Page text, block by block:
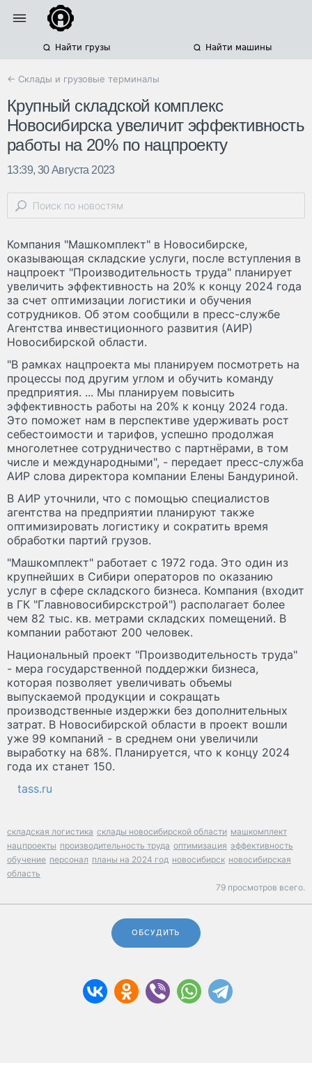
Найти грузы Найти машины
← Склады и грузовые терминалы
Крупный складской комплекс
Новосибирска увеличит эффективность
работы на 20% по нацпроекту
13:39, 30 Августа 2023
Компания "Машкомплект" в Новосибирске,
оказывающая складские услуги, после вступления в
нацпроект "Производительность труда" планирует
увеличить эффективность на 20% к концу 2024 года
за счет оптимизации логистики и обучения
сотрудников. Об этом сообщили в пресс-службе
Агентства инвестиционного развития (АИР)
Новосибирской области.
"В рамках нацпроекта мы планируем посмотреть на
процессы под другим углом и обучить команду
предприятия. ... Мы планируем повысить
эффективность работы на 20% к концу 2024 года.
Это поможет нам в перспективе удерживать рост
себестоимости и тарифов, успешно продолжая
многолетнее сотрудничество с партнёрами, в том
числе и международными", - передает пресс-служба
АИР слова директора компании Елены Бандуриной.
В АИР уточнили, что с помощью специалистов
агентства на предприятии планируют также
оптимизировать логистику и сократить время
обработки партий грузов.
"Машкомплект" работает с 1972 года. Это один из
крупнейших в Сибири операторов по оказанию
услуг в сфере складского бизнеса. Компания (входит
в ГК "Главновосибирскстрой") располагает более
чем 82 тыс. кв. метрами складских помещений. В
компании работают 200 человек.
Национальный проект "Производительность труда"
- мера государственной поддержки бизнеса,
которая позволяет увеличивать объемы
выпускаемой продукции и сокращать
производственные издержки без дополнительных
затрат. В Новосибирской области в проект вошли
уже 99 компаний - в среднем они увеличили
выработку на 68%. Планируется, что к концу 2024
года их станет 150.
tass.ru
складская логистика склады новосибирской области машкомплект
нацпроекты производительность труда оптимизация эффективность
обучение персонал планы на 2024 год новосибирск новосибирская
область
79 просмотров всего.
ОБСУДИТЬ